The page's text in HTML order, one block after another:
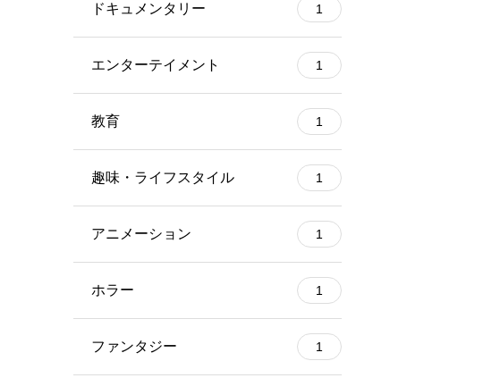
ドキュメンタリー 1
エンターテイメント 1
教育 1
趣味・ライフスタイル 1
アニメーション 1
ホラー 1
ファンタジー 1